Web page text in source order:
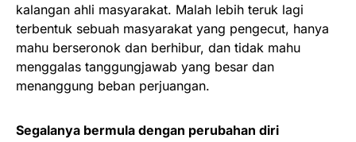
kalangan ahli masyarakat. Malah lebih teruk lagi
terbentuk sebuah masyarakat yang pengecut, hanya
mahu berseronok dan berhibur, dan tidak mahu
menggalas tanggungjawab yang besar dan
menanggung beban perjuangan.
Segalanya bermula dengan perubahan diri